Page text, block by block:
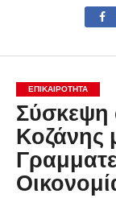
ΕΠΙΚΑΙΡΟΤΗΤΑ
Σύσκεψη
Κοζάνης